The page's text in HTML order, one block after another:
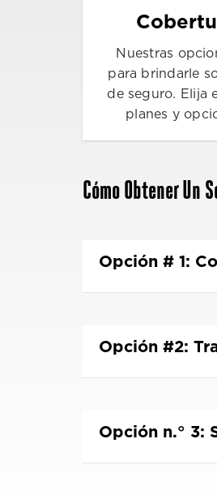
Nuestras
para brindarle
de seguro. Elija
planes y
Cómo Obtener Un
Opción # 1:
Opción #2:
Opción n.° 3: